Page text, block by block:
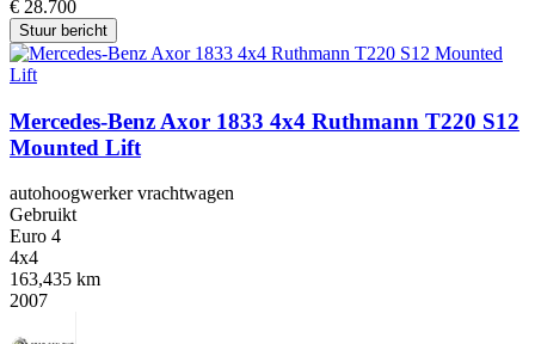
€ 28.700
Stuur bericht
Mercedes-Benz Axor 1833 4x4 Ruthmann T220 S12
Mounted Lift
autohoogwerker vrachtwagen
Gebruikt
Euro 4
4x4
163,435 km
2007